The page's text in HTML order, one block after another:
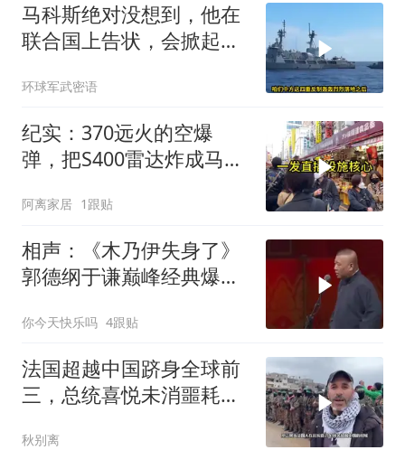
马科斯绝对没想到，他在
联合国上告状，会掀起中
环球军武密语
纪实：370远火的空爆
弹，把S400雷达炸成马蜂
了
阿离家居 1跟贴
相声：《木乃伊失身了》
郭德纲于谦巅峰经典爆笑
你今天快乐吗 4跟贴
法国超越中国跻身全球前
三，总统喜悦未消噩耗降
秋别离